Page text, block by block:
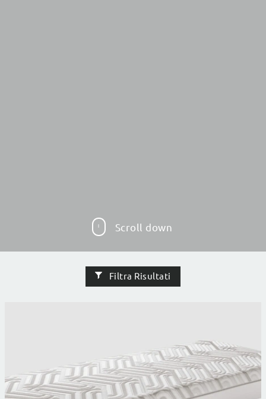
Scroll down
Filtra Risultati